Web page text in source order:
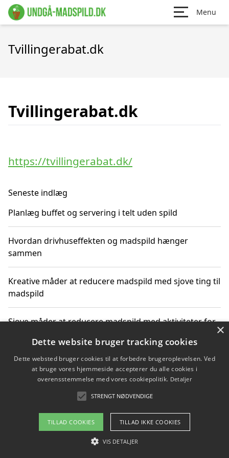
Menu
Tvillingerabat.dk
Tvillingerabat.dk
https://tvillingerabat.dk/
Seneste indlæg
Planlæg buffet og servering i telt uden spild
Hvordan drivhuseffekten og madspild hænger
sammen
Kreative måder at reducere madspild med sjove ting til
madspild
Sjove måder at reducere madspild med aktiviteter for
Hvor finder jeg nemme måltidskasser i Vejle
Om / kontakt
Blog Betingelser
×
Dette website bruger tracking cookies
Dette websted bruger cookies til at forbedre brugeroplevelsen. Ved
at bruge vores hjemmeside accepterer du alle cookies i
overensstemmelse med vores cookiepolitik. Detaljer
STRENGT NØDVENDIGE
TILLAD COOKIES TILLAD IKKE COOKIES
VIS DETALJER